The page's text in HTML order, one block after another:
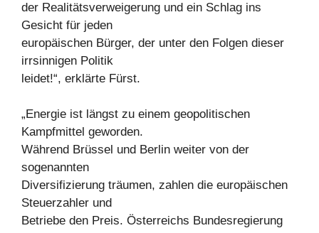
der Realitätsverweigerung und ein Schlag ins
Gesicht für jeden
europäischen Bürger, der unter den Folgen dieser
irrsinnigen Politik
leidet!“, erklärte Fürst.
„Energie ist längst zu einem geopolitischen
Kampfmittel geworden.
Während Brüssel und Berlin weiter von der
sogenannten
Diversifizierung träumen, zahlen die europäischen
Steuerzahler und
Betriebe den Preis. Österreichs Bundesregierung